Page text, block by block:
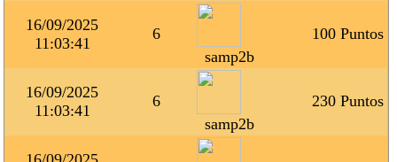
16/09/2025
11:03:41
6
samp2b
100 Puntos
16/09/2025
11:03:41
6
samp2b
230 Puntos